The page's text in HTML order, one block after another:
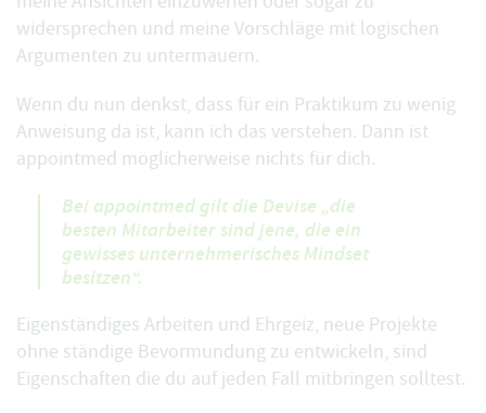
widersprechen und meine Vorschläge mit logischen
Argumenten zu untermauern.
Wenn du nun denkst, dass für ein Praktikum zu wenig
Anweisung da ist, kann ich das verstehen. Dann ist
appointmed möglicherweise nichts für dich.
Bei appointmed gilt die Devise „die
besten Mitarbeiter sind jene, die ein
gewisses unternehmerisches Mindset
besitzen“.
Eigenständiges Arbeiten und Ehrgeiz, neue Projekte
ohne ständige Bevormundung zu entwickeln, sind
Eigenschaften die du auf jeden Fall mitbringen solltest.